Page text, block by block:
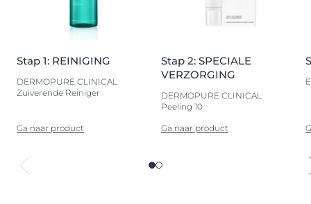
Stap 1: REINIGING
DERMOPURE CLINICAL
Zuiverende Reiniger
Ga naar product
Stap 2: SPECIALE
VERZORGING
DERMOPURE CLINICAL
Peeling 10
Ga naar product